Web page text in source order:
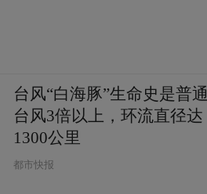
台风“白海豚”生命史是普通
台风3倍以上，环流直径达
1300公里
都市快报